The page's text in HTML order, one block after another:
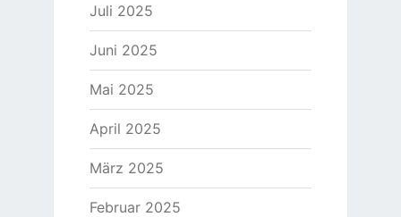
Juli 2025
Juni 2025
Mai 2025
April 2025
März 2025
Februar 2025